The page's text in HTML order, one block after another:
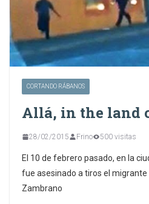
CORTANDO RÁBANOS
Allá, in the land
28/02/2015 Frino 500 visitas
El 10 de febrero pasado, en la
fue asesinado a tiros el
Zambrano